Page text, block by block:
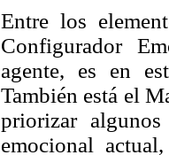
Entre los
Configurador
agente, es en
También está el
priorizar
emocional